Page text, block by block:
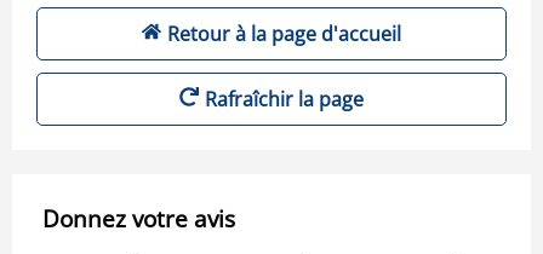
Retour à la page d'accueil
Rafraîchir la page
Donnez votre avis